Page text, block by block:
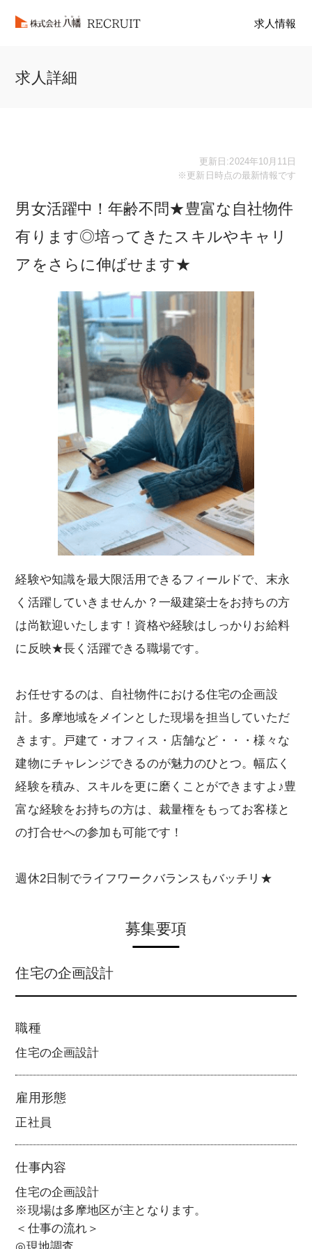
求人情報
求人詳細
更新日:2024年10月11日
※更新日時点の最新情報です
男女活躍中！年齢不問★豊富な自社物件
有ります◎培ってきたスキルやキャリ
アをさらに伸ばせます★
経験や知識を最大限活用できるフィールドで、末永
く活躍していきませんか？一級建築士をお持ちの方
は尚歓迎いたします！資格や経験はしっかりお給料
に反映★長く活躍できる職場です。
お任せするのは、自社物件における住宅の企画設
計。多摩地域をメインとした現場を担当していただ
きます。戸建て・オフィス・店舗など・・・様々な
建物にチャレンジできるのが魅力のひとつ。幅広く
経験を積み、スキルを更に磨くことができますよ♪豊
富な経験をお持ちの方は、裁量権をもってお客様と
の打合せへの参加も可能です！
週休2日制でライフワークバランスもバッチリ★
募集要項
住宅の企画設計
職種
住宅の企画設計
雇用形態
正社員
仕事内容
住宅の企画設計
※現場は多摩地区が主となります。
＜仕事の流れ＞
◎現地調査